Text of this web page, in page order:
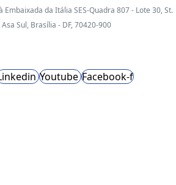
da Itália SES-Quadra 807 - Lote 30, St.
Sul, Brasília - DF, 70420-900
Youtube Facebook-f